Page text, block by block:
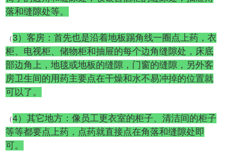
落和缝隙处等。
（3）客房：首先也是沿着地板踢角线一圈点上药，衣
柜、电视柜、储物柜和抽屉的每个边角缝隙处，床底
部边角上，地毯或地板的缝隙，门窗的缝隙，另外客
房卫生间的用药主要点在干燥和水不易冲掉的位置就
可以了。
（4）其它地方：像员工更衣室的柜子、清洁间的柜子
等等都要点上药，点药就直接点在角落和缝隙处即
可。